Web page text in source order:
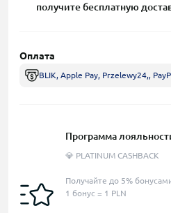
получите бесплатную
Оплата
BLIK, Apple Pay, Przelewy24,,
Программа
💎 PLATINUM CASHBACK
Получайте до 5%
1 бонус = 1 PLN